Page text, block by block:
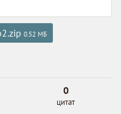
0.52 МБ
0
цитат